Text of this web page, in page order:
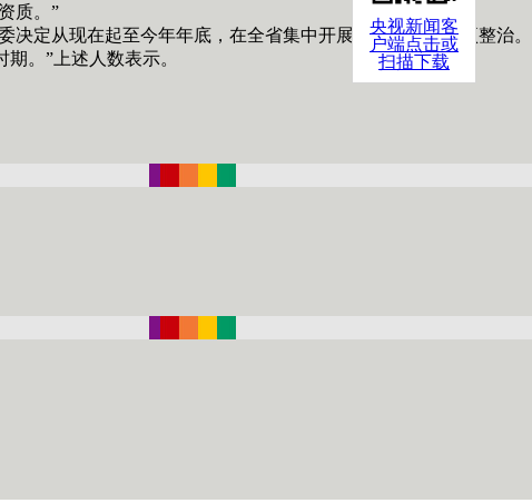
央视新闻客
户端点击或
扫描下载
质。”
定从现在起至今年年底，在全省集中开展旅行社市场专项整治。
。”上述人数表示。